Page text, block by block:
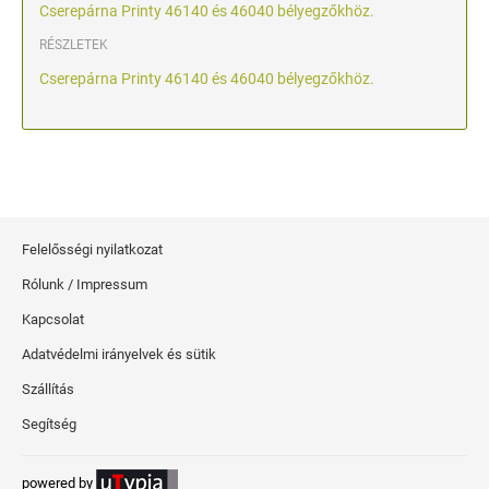
Cserepárna Printy 46140 és 46040 bélyegzőkhöz.
RÉSZLETEK
Cserepárna Printy 46140 és 46040 bélyegzőkhöz.
Felelősségi nyilatkozat
Rólunk / Impressum
Kapcsolat
Adatvédelmi irányelvek és sütik
Szállítás
Segítség
powered by